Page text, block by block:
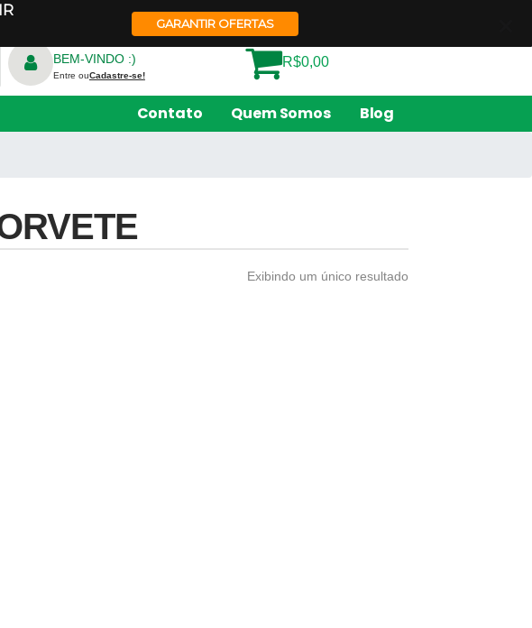
GARANTIR OFERTAS Quem Somos
BEM-VINDO :)
Entre ouCadastre-se!
R$0,00
Contato Quem Somos Blog
Exibindo um único resultado